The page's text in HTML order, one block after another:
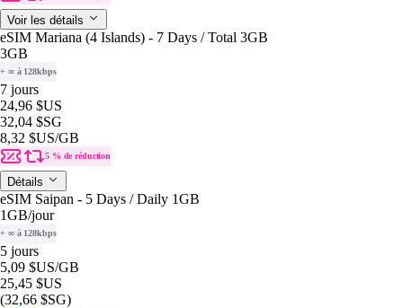
Voir les détails
eSIM Mariana (4 Islands) - 7 Days / Total 3GB
3GB
+ ∞ à 128kbps
7 jours
24,96 $US
32,04 $SG
8,32 $US/GB
5 % de réduction
Détails
eSIM Saipan - 5 Days / Daily 1GB
1GB/jour
+ ∞ à 128kbps
5 jours
5,09 $US/GB
25,45 $US
(32,66 $SG)